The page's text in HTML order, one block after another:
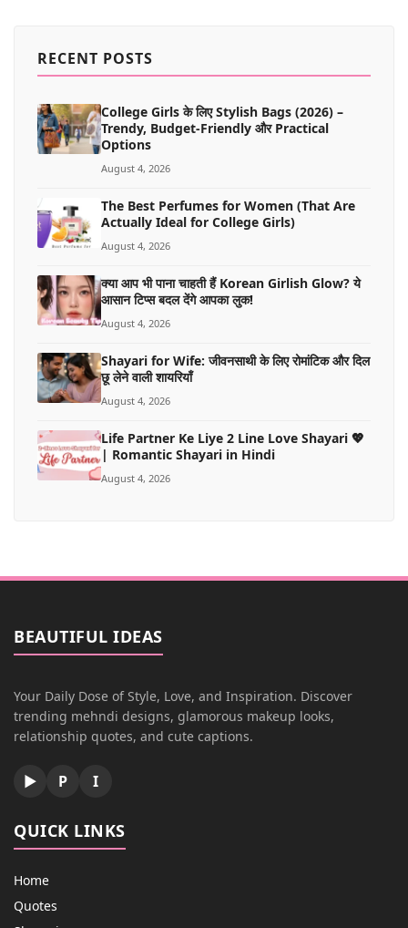
RECENT POSTS
College Girls के लिए Stylish Bags (2026) –
Trendy, Budget-Friendly और Practical
Options
August 4, 2026
The Best Perfumes for Women (That Are
Actually Ideal for College Girls)
August 4, 2026
क्या आप भी पाना चाहती हैं Korean Girlish Glow? ये
आसान टिप्स बदल देंगे आपका लुक!
August 4, 2026
Shayari for Wife: जीवनसाथी के लिए रोमांटिक और दिल
छू लेने वाली शायरियाँ
August 4, 2026
Life Partner Ke Liye 2 Line Love Shayari 💖
| Romantic Shayari in Hindi
August 4, 2026
BEAUTIFUL IDEAS
Your Daily Dose of Style, Love, and Inspiration. Discover
trending mehndi designs, glamorous makeup looks,
relationship quotes, and cute captions.
▶ P I
QUICK LINKS
Home
Quotes